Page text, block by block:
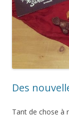
Des
Tant de chose à